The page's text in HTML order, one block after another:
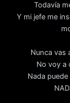
Todavía
Y mi jefe me
Nunca vas
No voy a
Nada